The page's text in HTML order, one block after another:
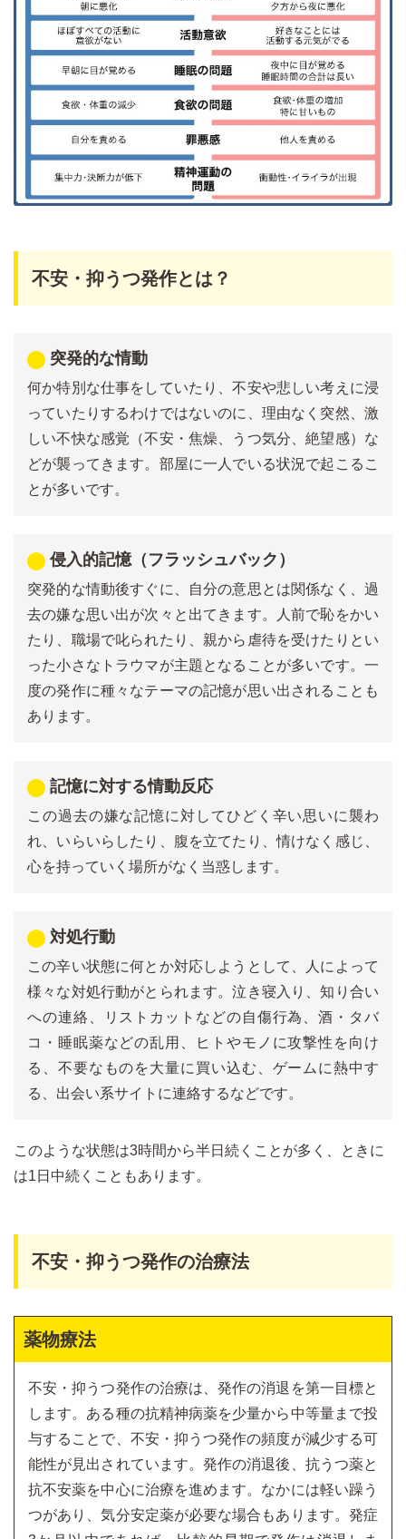
不安・抑うつ発作とは？
突発的な情動
何か特別な仕事をしていたり、不安や悲しい考えに浸
っていたりするわけではないのに、理由なく突然、激
しい不快な感覚（不安・焦燥、うつ気分、絶望感）な
どが襲ってきます。部屋に一人でいる状況で起こるこ
とが多いです。
侵入的記憶（フラッシュバック）
突発的な情動後すぐに、自分の意思とは関係なく、過
去の嫌な思い出が次々と出てきます。人前で恥をかい
たり、職場で叱られたり、親から虐待を受けたりとい
った小さなトラウマが主題となることが多いです。一
度の発作に種々なテーマの記憶が思い出されることも
あります。
記憶に対する情動反応
この過去の嫌な記憶に対してひどく辛い思いに襲わ
れ、いらいらしたり、腹を立てたり、情けなく感じ、
心を持っていく場所がなく当惑します。
対処行動
この辛い状態に何とか対応しようとして、人によって
様々な対処行動がとられます。泣き寝入り、知り合い
への連絡、リストカットなどの自傷行為、酒・タバ
コ・睡眠薬などの乱用、ヒトやモノに攻撃性を向け
る、不要なものを大量に買い込む、ゲームに熱中す
る、出会い系サイトに連絡するなどです。
このような状態は3時間から半日続くことが多く、ときに
は1日中続くこともあります。
不安・抑うつ発作の治療法
薬物療法
不安・抑うつ発作の治療は、発作の消退を第一目標と
します。ある種の抗精神病薬を少量から中等量まで投
与することで、不安・抑うつ発作の頻度が減少する可
能性が見出されています。発作の消退後、抗うつ薬と
抗不安薬を中心に治療を進めます。なかには軽い躁う
つがあり、気分安定薬が必要な場合もあります。発症